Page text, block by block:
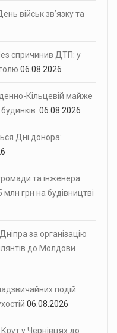
військ зв’язку та
спричинив ДТП: у
06.08.2026
Кільцевій майже
06.08.2026
Дні донора:
та інженера
грн на будівництві
за організацію
до Молдови
подій:
06.08.2026
у Чернівцях до